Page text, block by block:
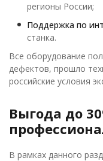
регионы России;
Поддержка по
станка.
Все оборудование
дефектов, прошло
российские условия
Выгода до
В рамках данного